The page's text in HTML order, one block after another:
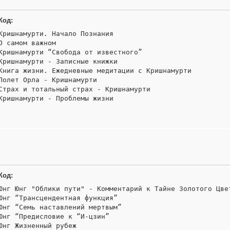
Начало Познания
самом важном
“Свобода от известного”
- Записные книжки
жизни. Ежедневные медитации с Кришнамурти
Орла - Кришнамурти
и тотальный страх - Кришнамурти
- Проблемы жизни
Юнг "Облики пути" - Комментарий к Тайне Золотого
“Трансцендентная функция”
“Семь наставлений мертвым”
“Предисловие к “И-цзин”
Жизненный рубеж